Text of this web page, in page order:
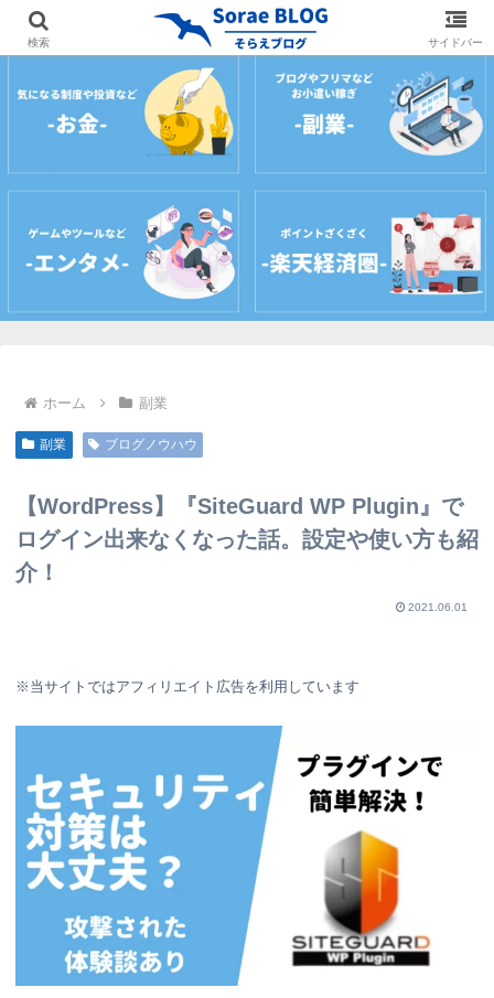
ホーム プロフィール サイトマップ お問
ホーム 副業
副業 ブログノウハウ
【WordPress】『SiteGuard WP Plugin』で
ログイン出来なくなった話。設定や使い方も紹
介！
2021.06.01
※当サイトではアフィリエイト広告を利用しています
検索 サイドバー